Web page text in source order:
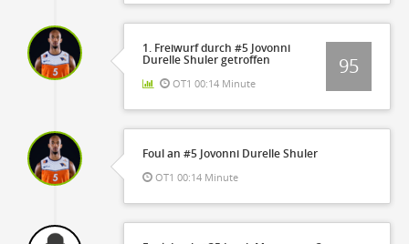
1. Freiwurf durch #5 Jovonni
Durelle Shuler getroffen
OT1 00:14 Minute
95
Foul an #5 Jovonni Durelle Shuler
OT1 00:14 Minute